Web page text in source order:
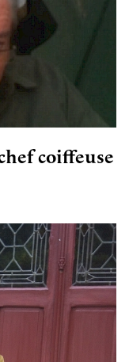
coiffeuse